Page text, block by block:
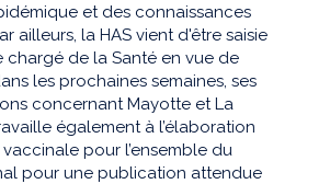
et des connaissances
ailleurs, la HAS vient d'être saisie
chargé de la Santé en vue de
les prochaines semaines, ses
concernant Mayotte et La
également à l’élaboration
vaccinale pour l’ensemble du
pour une publication attendue